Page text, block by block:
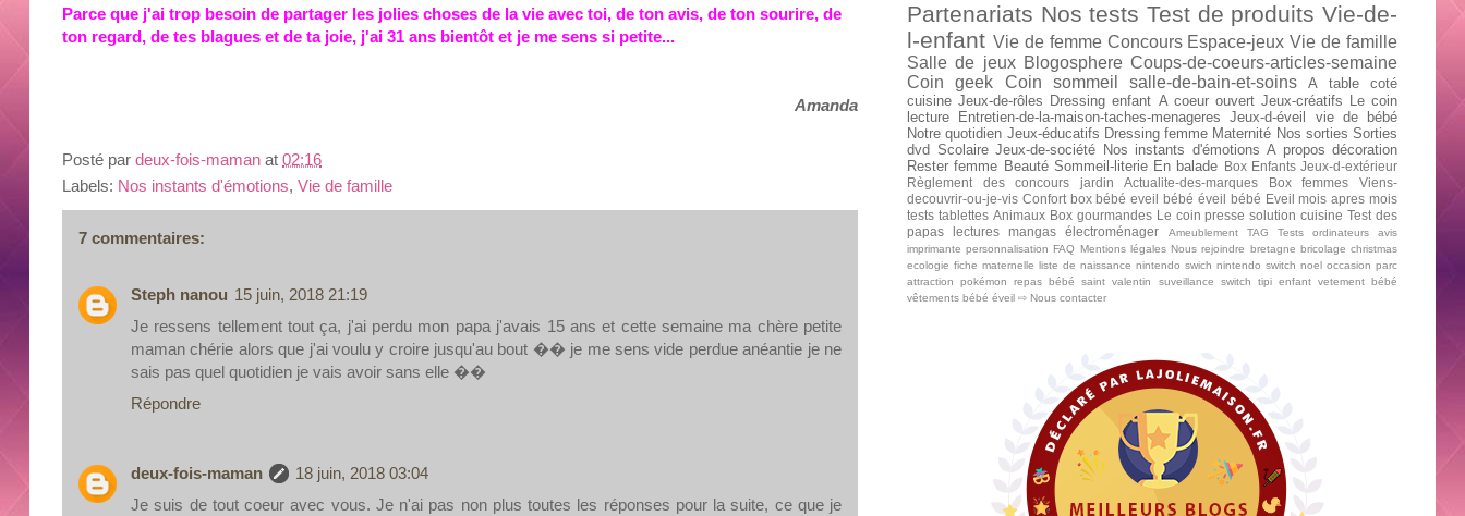
Parce que j'ai trop besoin de partager les jolies choses de la vie avec toi, de ton avis, de ton sourire, de
ton regard, de tes blagues et de ta joie, j'ai 31 ans bientôt et je me sens si petite...
Amanda
Posté par deux-fois-maman at 02:16
Labels: Nos instants d'émotions, Vie de famille
7 commentaires:
Steph nanou 15 juin, 2018 21:19
Je ressens tellement tout ça, j'ai perdu mon papa j'avais 15 ans et cette semaine ma chère petite
maman chérie alors que j'ai voulu y croire jusqu'au bout �� je me sens vide perdue anéantie je ne
sais pas quel quotidien je vais avoir sans elle ��
Répondre
deux-fois-maman
18 juin, 2018 03:04
Je suis de tout coeur avec vous. Je n'ai pas non plus toutes les réponses pour la suite, ce que je
Partenariats Nos tests Test de produits Vie-de-
l-enfant Vie de femme Concours Espace-jeux Vie de famille
Salle de jeux Blogosphere Coups-de-coeurs-articles-semaine
Coin geek
Coin sommeil salle-de-bain-et-soins A table
coté
cuisine Jeux-de-rôles Dressing enfant A coeur ouvert Jeux-créatifs Le coin
lecture
Entretien-de-la-maison-taches-menageres Jeux-d-éveil
vie de bébé
Notre quotidien Jeux-éducatifs Dressing femme Maternité Nos sorties Sorties
dvd Scolaire Jeux-de-société Nos instants d'émotions A propos décoration
Rester femme Beauté Sommeil-literie En balade Box Enfants Jeux-d-extérieur
Règlement des concours
jardin Actualite-des-marques Box femmes
Viens-
decouvrir-ou-je-vis Confort box bébé eveil bébé éveil bébé Eveil mois apres mois
tests tablettes Animaux Box gourmandes Le coin presse solution cuisine Test des
papas
lectures mangas électroménager Ameublement TAG Tests ordinateurs
avis
imprimante personnalisation FAQ Mentions légales Nous rejoindre bretagne bricolage christmas
ecologie fiche maternelle liste de naissance nintendo swich nintendo switch noel occasion parc
attraction
pokémon repas bébé saint valentin suveillance switch tipi enfant vetement bébé
vêtements bébé éveil ⇨ Nous contacter